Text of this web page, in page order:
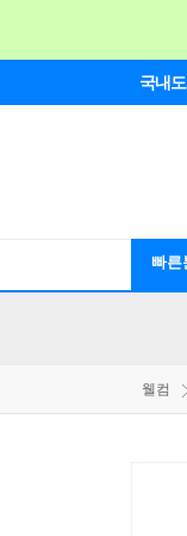
국내
빠른
웰컴